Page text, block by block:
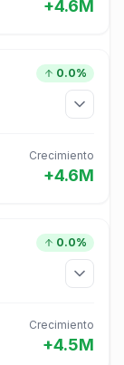
+4.6M
0.0%
Crecimiento
+4.6M
0.0%
Crecimiento
+4.5M